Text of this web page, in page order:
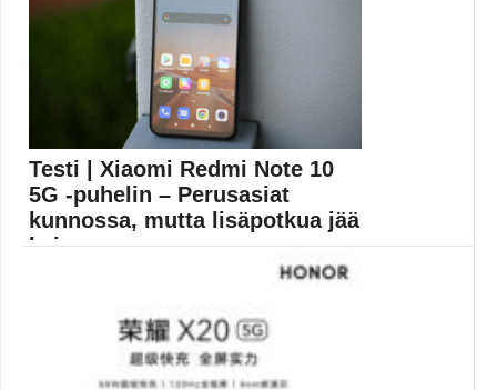
Testi | Xiaomi Redmi Note 10
5G -puhelin – Perusasiat
kunnossa, mutta lisäpotkua jää
kaipaamaan